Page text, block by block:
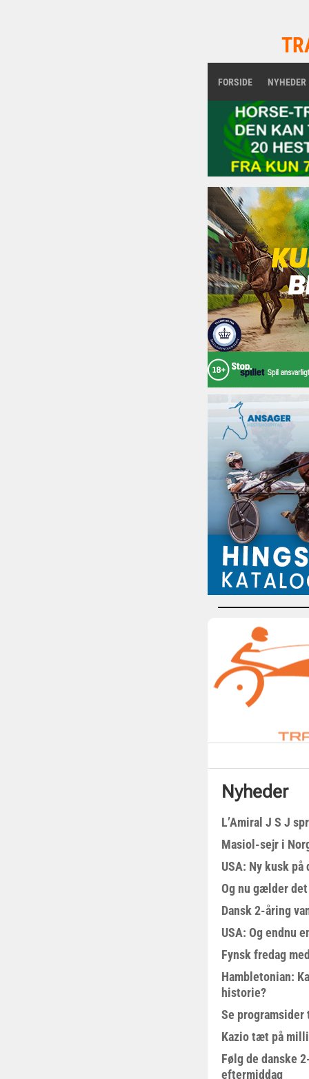
FORSIDE NYHEDER
Nyheder
L’Amiral J S J
Masiol-sejr i
USA: Ny kusk på
Og nu gælder
Dansk 2-åring
USA: Og endnu
Fynsk fredag
Hambletonian:
historie?
Se
Kazio tæt på
Følg de danske
eftermiddag